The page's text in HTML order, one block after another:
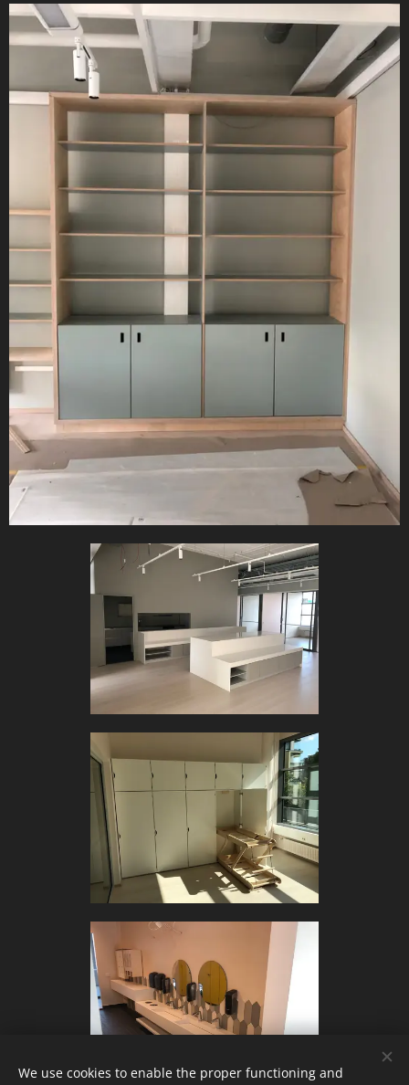
We use cookies to enable the proper functioning and